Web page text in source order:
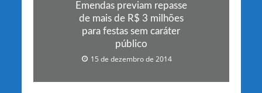
Emendas previam repasse
de mais de R$ 3 milhões
para festas sem caráter
público
15 de dezembro de 2014